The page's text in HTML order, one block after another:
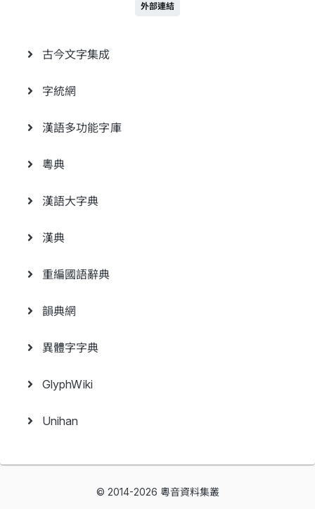
外部連結
古今文字集成
字統網
漢語多功能字庫
粵典
漢語大字典
漢典
重編國語辭典
韻典網
異體字字典
GlyphWiki
Unihan
© 2014-2026 粵音資料集叢